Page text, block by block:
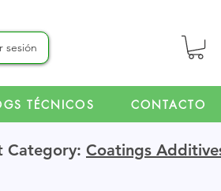
sesión
TÉCNICOS CONTACTO
Category: Coatings